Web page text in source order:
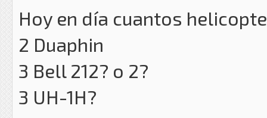
Hoy en día cuantos
2 Duaphin
3 Bell 212? o 2?
3 UH-1H?